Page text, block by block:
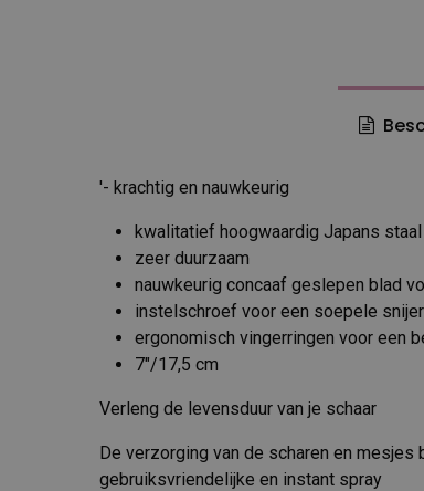
'- krachtig en nauwkeurig
kwalitatief hoogwaardig Japans staal
zeer duurzaam
nauwkeurig concaaf geslepen blad
instelschroef voor een soepele
ergonomisch vingerringen voor een
7"/17,5 cm
Verleng de levensduur van je schaar
De verzorging van de scharen en
gebruiksvriendelijke en instant spray